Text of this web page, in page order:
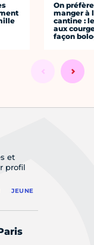
On préfère
manger à
cantine :
aux
façon
et
profil
JEUNE